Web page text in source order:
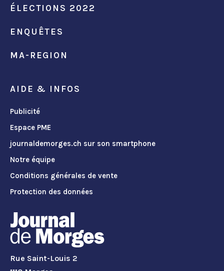
ÉLECTIONS 2022
ENQUÊTES
MA-REGION
AIDE & INFOS
Publicité
Espace PME
journaldemorges.ch sur son smartphone
Notre équipe
Conditions générales de vente
Protection des données
Rue Saint-Louis 2